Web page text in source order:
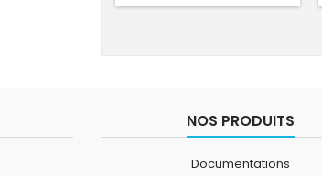
NOS PRODUITS
Documentations